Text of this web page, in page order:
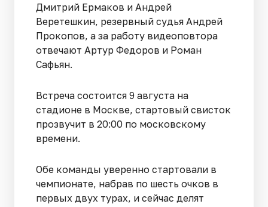
Дмитрий Ермаков и Андрей
Веретешкин, резервный судья Андрей
Прокопов, а за работу видеоповтора
отвечают Артур Федоров и Роман
Сафьян.
Встреча состоится 9 августа на
стадионе в Москве, стартовый свисток
прозвучит в 20:00 по московскому
времени.
Обе команды уверенно стартовали в
чемпионате, набрав по шесть очков в
первых двух турах, и сейчас делят